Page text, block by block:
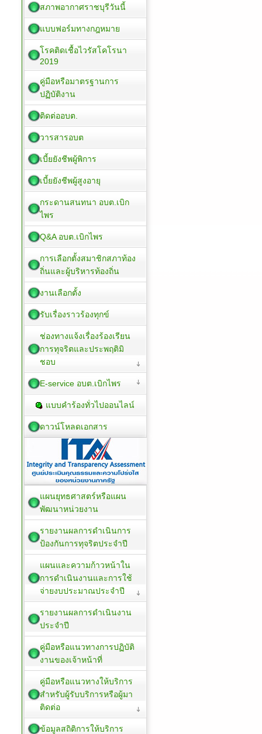
สภาพอากาศราชบุรีวันนี้
แบบฟอร์มทางกฎหมาย
โรคติดเชื้อไวรัสโคโรนา
2019
คู่มือหรือมาตรฐานการ
ปฏิบัติงาน
ติดต่ออบต.
วารสารอบต
เบี้ยยังชีพผู้พิการ
เบี้ยยังชีพผู้สูงอายุ
กระดานสนทนา อบต.เบิก
ไพร
Q&A อบต.เบิกไพร
การเลือกตั้งสมาชิกสภาท้อง
ถิ่นและผู้บริหารท้องถิ่น
งานเลือกตั้ง
รับเรื่องราวร้องทุกข์
ช่องทางแจ้งเรื่องร้องเรียน
การทุจริตและประพฤติมิ
ชอบ
E-service อบต.เบิกไพร
แบบคำร้องทั่วไปออนไลน์
ดาวน์โหลดเอกสาร
แผนยุทธศาสตร์หรือแผน
พัฒนาหน่วยงาน
รายงานผลการดำเนินการ
ป้องกันการทุจริตประจำปี
แผนและความก้าวหน้าใน
การดำเนินงานและการใช้
จ่ายงบประมาณประจำปี
รายงานผลการดำเนินงาน
ประจำปี
คู่มือหรือแนวทางการปฏิบัติ
งานของเจ้าหน้าที่
คู่มือหรือแนวทางให้บริการ
สำหรับผู้รับบริการหรือผู้มา
ติดต่อ
ข้อมูลสถิติการให้บริการ